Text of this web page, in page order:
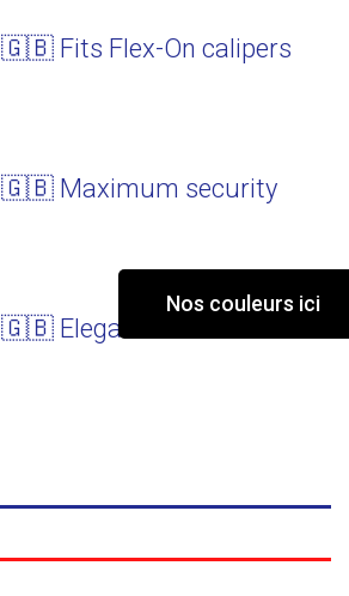
🇬🇧 Fits Flex-On calipers
🇬🇧 Maximum security​
🇬🇧 Elegance thanks to the
Nos couleurs ici